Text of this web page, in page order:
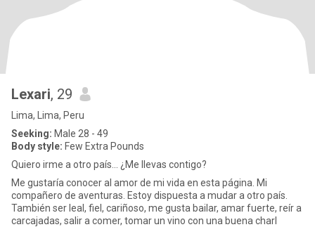
Lexari, 29
Lima, Lima, Peru
Seeking: Male 28 - 49
Body style: Few Extra Pounds
Quiero irme a otro país... ¿Me llevas contigo?
Me gustaría conocer al amor de mi vida en esta página. Mi
compañero de aventuras. Estoy dispuesta a mudar a otro país.
También ser leal, fiel, cariñoso, me gusta bailar, amar fuerte, reír a
carcajadas, salir a comer, tomar un vino con una buena charl